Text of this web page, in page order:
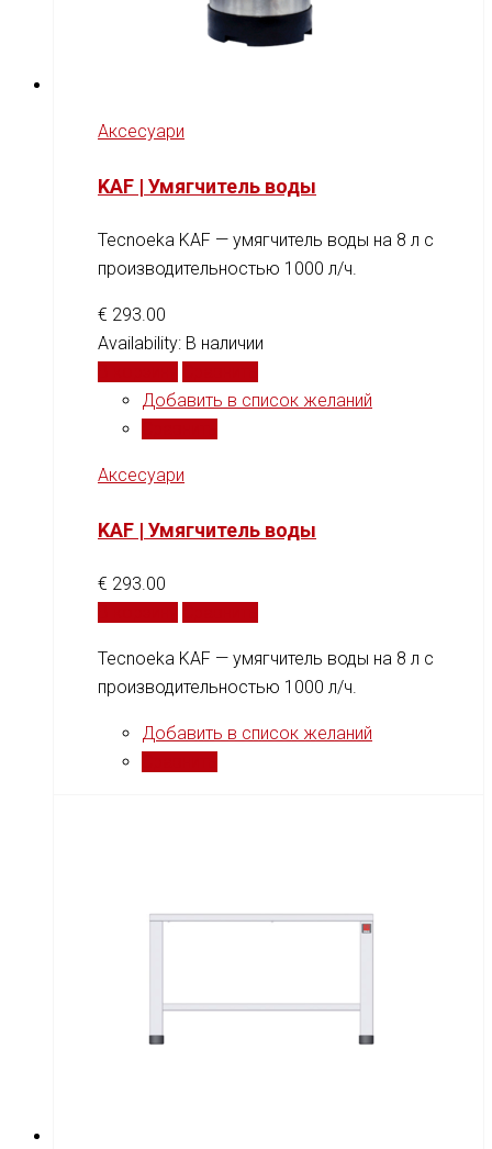
Аксесуари
KAF | Умягчитель воды
Tecnoeka KAF — умягчитель воды на 8 л с
производительностью 1000 л/ч.
€ 293.00
Availability: В наличии
Добавить в список желаний
Аксесуари
KAF | Умягчитель воды
€ 293.00
Tecnoeka KAF — умягчитель воды на 8 л с
производительностью 1000 л/ч.
Добавить в список желаний